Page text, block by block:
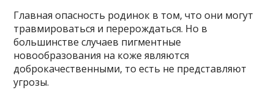
Главная опасность родинок в том, что они могут
травмироваться и перерождаться. Но в
большинстве случаев пигментные
новообразования на коже являются
доброкачественными, то есть не представляют
угрозы.